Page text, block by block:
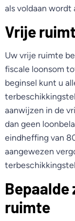
als voldaan wordt
Vrije
Uw vrije ruimte
fiscale loonsom
beginsel kunt u
aanwijzen in de
dan geen
eindheffing van
aangewezen
Bepaalde
ruimte